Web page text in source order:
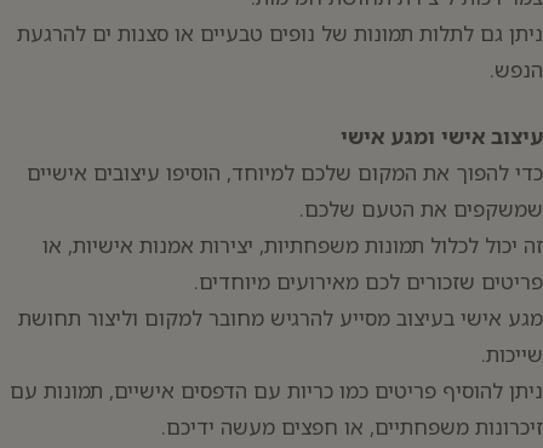
ניתן גם לתלות תמונות של נופים טבעיים או סצנות ים להרגעת
הנפש.
עיצוב אישי ומגע אישי
כדי להפוך את המקום שלכם למיוחד, הוסיפו עיצובים אישיים
שמשקפים את הטעם שלכם.
זה יכול לכלול תמונות משפחתיות, יצירות אמנות אישיות, או
פריטים שזכורים לכם מאירועים מיוחדים.
מגע אישי בעיצוב מסייע להרגיש מחובר למקום וליצור תחושת
שייכות.
ניתן להוסיף פריטים כמו כריות עם הדפסים אישיים, תמונות עם
זיכרונות משפחתיים, או חפצים מעשה ידיכם.